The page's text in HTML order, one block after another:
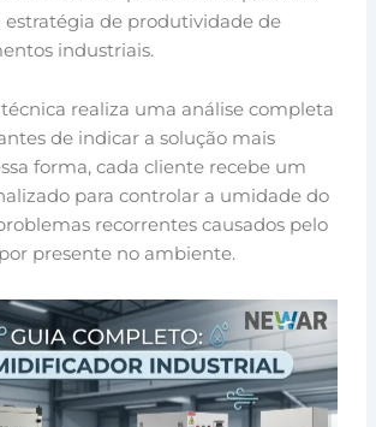
estratégia de produtividade de
industriais.
realiza uma análise completa
de indicar a solução mais
forma, cada cliente recebe um
para controlar a umidade do
recorrentes causados pelo
presente no ambiente.